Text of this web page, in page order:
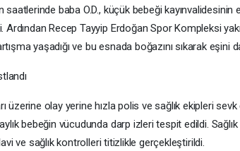
baba O.D., küçük bebeği
Recep Tayyip Erdoğan Spor Kompleksi
yaşadığı ve bu esnada boğazını sıkarak eşini
üzerine olay yerine hızla polis ve sağlık ekipleri
bebeğin vücudunda darp izleri tespit edildi.
ve sağlık kontrolleri titizlikle gerçekleştirildi.